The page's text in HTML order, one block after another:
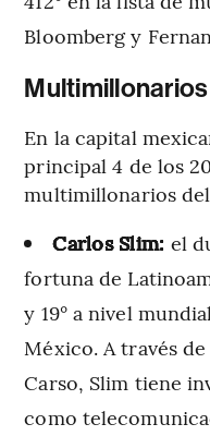
Bloomberg y
En la capital
principal 4 de los
multimillonarios
Carlos Slim: el
fortuna de
y 19° a nivel
México. A través
Carso, Slim tiene
como